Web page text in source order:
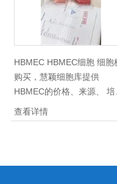
HBMEC HBMEC细胞 细胞
购买，慧颖细胞库提供
HBMEC的价格、来源、 培
条件以及注意事项等。慧颖
胞库，拥有*的细胞库管理
种类齐全，质量保证，，
查看详情